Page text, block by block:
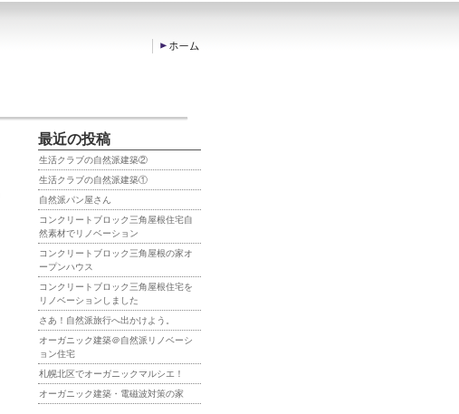
最近の投稿
生活クラブの自然派建築②
生活クラブの自然派建築①
自然派パン屋さん
コンクリートブロック三角屋根住宅自
然素材でリノベーション
コンクリートブロック三角屋根の家オ
ープンハウス
コンクリートブロック三角屋根住宅を
リノベーションしました
さあ！自然派旅行へ出かけよう。
オーガニック建築＠自然派リノベーシ
ョン住宅
札幌北区でオーガニックマルシエ！
オーガニック建築・電磁波対策の家